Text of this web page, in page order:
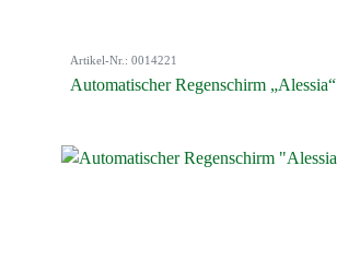
Artikel-Nr.: 0014221
Automatischer Regenschirm „Alessia“